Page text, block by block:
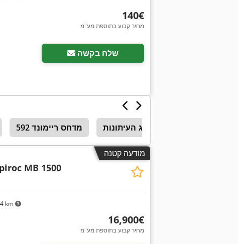
‏140 ‏€
מחיר קבוע בתוספת מע"מ
שלח בקשה
מדחס ריימונד 592 בורג העיתונות
מודעה קטנה
km
MB 1500
‏16,900 ‏€
מחיר קבוע בתוספת מע"מ